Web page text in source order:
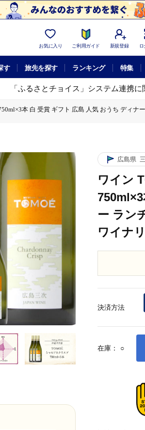
お気に入り ご利用ガイド 新規登録 ロ
す 旅先を探す ランキング 特集
「ふるさとチョイス」システム連携に
本 白 受賞 ギフト 広島 人気 おうち ディ
広島県
ワイン
ー ラン
ワイナ
在庫： ○
決済方法